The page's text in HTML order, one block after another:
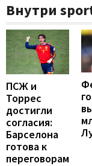
Внутри
ПСЖ и
Торрес
достигли
согласия:
Барселона
готова к
переговорам